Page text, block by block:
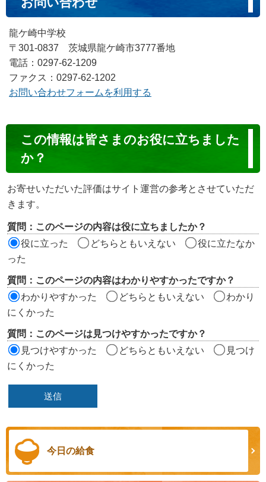
龍ケ崎中学校
〒301-0837 茨城県龍ケ崎市3777番地
電話：0297-62-1209
ファクス：0297-62-1202
お問い合わせフォームを利用する
ン
ン
ツ
価
ア
この情報は皆さまのお役に立ちました
か？
お寄せいただいた評価はサイト運営の参考とさせていただ
きます。
質問：このページの内容は役に立ちましたか？
役に立った
どちらともいえない
役に立たなか
った
質問：このページの内容はわかりやすかったですか？
わかりやすかった
どちらともいえない
わかり
にくかった
質問：このページは見つけやすかったですか？
見つけやすかった
どちらともいえない
見つけ
にくかった
今日の給食